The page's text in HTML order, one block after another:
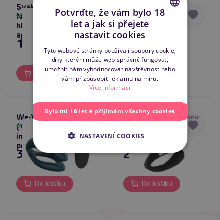
Svakom Mini Emma
Neo (Pink), masážní
hlavice na klitoris s
aplikací
1 399 Kč
Do košíku
Tip na dárek
Magic Motion
Flamingo Max
Vibrating Bullet
(Orange), vibrační
smartphonem
Skladem
2 495 Kč
Do košíku
We-Vibe Sync O
(Velvet Green),
inovativní vibrátor
pro páry
3 995 Kč
Do košíku
LELO Tiani Harmony
vibrátor pro páry
2 929 Kč
Do košíku
ENGLISH
Potvrďte, že vám bylo 18
let a jak si přejete
nastavit cookies
Tyto webové stránky používají soubory cookie,
díky kterým může web správně fungovat,
umožnit nám vyhodnocovat návštěvnost nebo
vám přizpůsobit reklamu na míru.
Více informací
Bylo mi 18 let a přijímám všechny cookies
NASTAVENÍ COOKIES